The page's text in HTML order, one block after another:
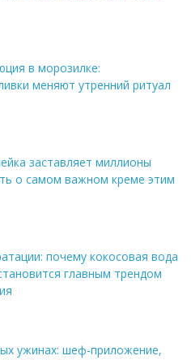
в морозилке:
меняют утренний ритуал
заставляет миллионы
о самом важном креме этим
почему кокосовая вода
главным трендом
ужинах: шеф-приложение,